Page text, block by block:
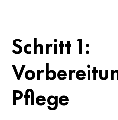
Schritt 1:
Pflege